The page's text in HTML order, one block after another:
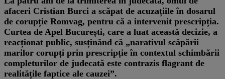
afaceri Cristian Burci a scăpat de acuzațiile în dosarul
de corupție Romvag, pentru că a intervenit prescripția.
Curtea de Apel București, care a luat această decizie, a
reacționat public, susținând că „narativul scăpării
marilor corupți prin prescripție în contextul schimbării
completurilor de judecată este contrazis flagrant de
realitățile faptice ale cauzei”.